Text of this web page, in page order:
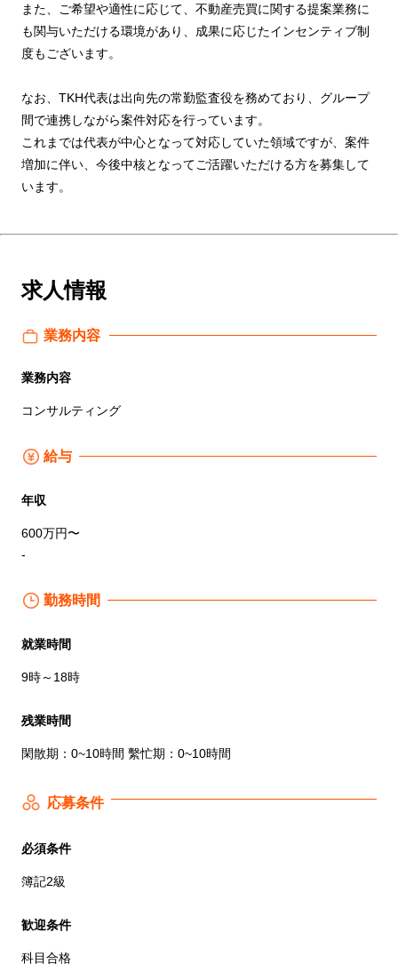
また、ご希望や適性に応じて、不動産売買に関する提案業務に
も関与いただける環境があり、成果に応じたインセンティブ制
度もございます。
なお、TKH代表は出向先の常勤監査役を務めており、グループ
間で連携しながら案件対応を行っています。
これまでは代表が中心となって対応していた領域ですが、案件
増加に伴い、今後中核となってご活躍いただける方を募集して
います。
求人情報
業務内容
業務内容
コンサルティング
給与
年収
600万円〜
-
勤務時間
就業時間
9時～18時
残業時間
閑散期：0~10時間 繫忙期：0~10時間
応募条件
必須条件
簿記2級
歓迎条件
科目合格